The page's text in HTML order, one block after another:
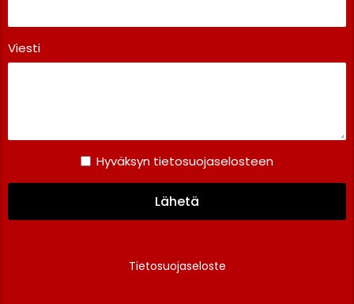
Viesti
Hyväksyn tietosuojaselosteen
Lähetä
Tietosuojaseloste